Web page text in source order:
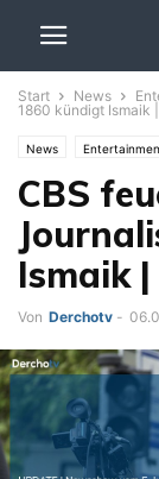
Start News
1860 kündigt Ismaik
News
Themen Iran-Krieg
Wirtschaft
CBS
Ismaik |
Von Derchotv -